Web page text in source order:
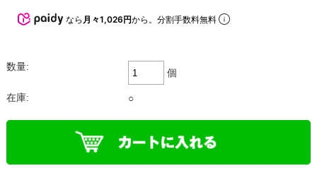
なら 月々1,026円から。分割手数料無料
数量:
個
在庫: ○